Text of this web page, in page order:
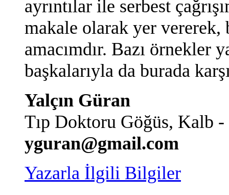
ayrıntılar ile serbest
makale olarak yer vererek,
amacımdır. Bazı örnekler
başkalarıyla da burada
Yalçın Güran
Tıp Doktoru Göğüs, Kalb
yguran@gmail.com
Yazarla İlgili Bilgiler